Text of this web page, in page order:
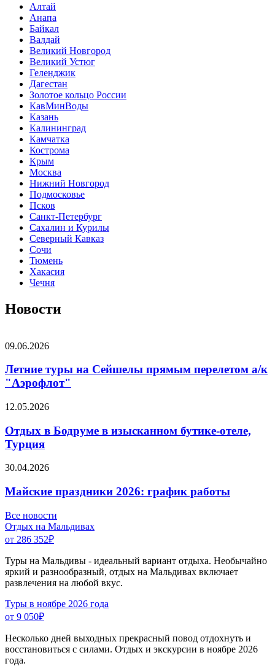
Алтай
Анапа
Байкал
Валдай
Великий Новгород
Великий Устюг
Геленджик
Дагестан
Золотое кольцо России
КавМинВоды
Казань
Калининград
Камчатка
Кострома
Крым
Москва
Нижний Новгород
Подмосковье
Псков
Санкт-Петербург
Сахалин и Курилы
Северный Кавказ
Сочи
Тюмень
Хакасия
Чечня
Новости
09.06.2026
Летние туры на Сейшелы прямым перелетом а/к
"Аэрофлот"
12.05.2026
Отдых в Бодруме в изысканном бутике-отеле,
Турция
30.04.2026
Майские праздники 2026: график работы
Все новости
Отдых на Мальдивах
от 286 352₽
Туры на Мальдивы - идеальный вариант отдыха. Необычайно
яркий и разнообразный, отдых на Мальдивах включает
развлечения на любой вкус.
Туры в ноябре 2026 года
от 9 050₽
Несколько дней выходных прекрасный повод отдохнуть и
восстановиться с силами. Отдых и экскурсии в ноябре 2026
года.